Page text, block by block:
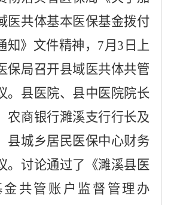
医共体基本医保基金拨付
知》文件精神， 7月3日上
保局召开县域医共体共管
。县医院、县中医院院长
农商银行濉溪支行行长及
县城乡居民医保中心财务
。讨论通过了《濉溪县医
共管账户监督管理办